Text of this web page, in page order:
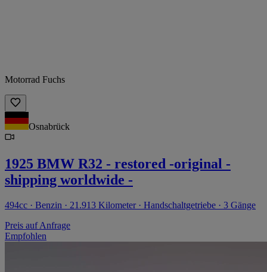
Motorrad Fuchs
Osnabrück
1925 BMW R32 - restored -original -
shipping worldwide -
494cc · Benzin · 21.913 Kilometer · Handschaltgetriebe · 3 Gänge
Preis auf Anfrage
Empfohlen